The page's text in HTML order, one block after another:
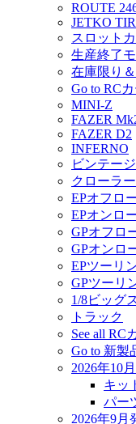
ROUTE
JETKO
スロット
生産終了
在庫限り
Go to RC
MINI-Z
FAZER
FAZER D2
INFERNO
ビンテー
クローラー
EPオフロ
EPオンロ
GPオフロ
GPオンロ
EPツーリ
GPツーリ
1/8ビッグ
トラック
See all RC
Go to 新製
2026年10
キッ
パー
2026年9月